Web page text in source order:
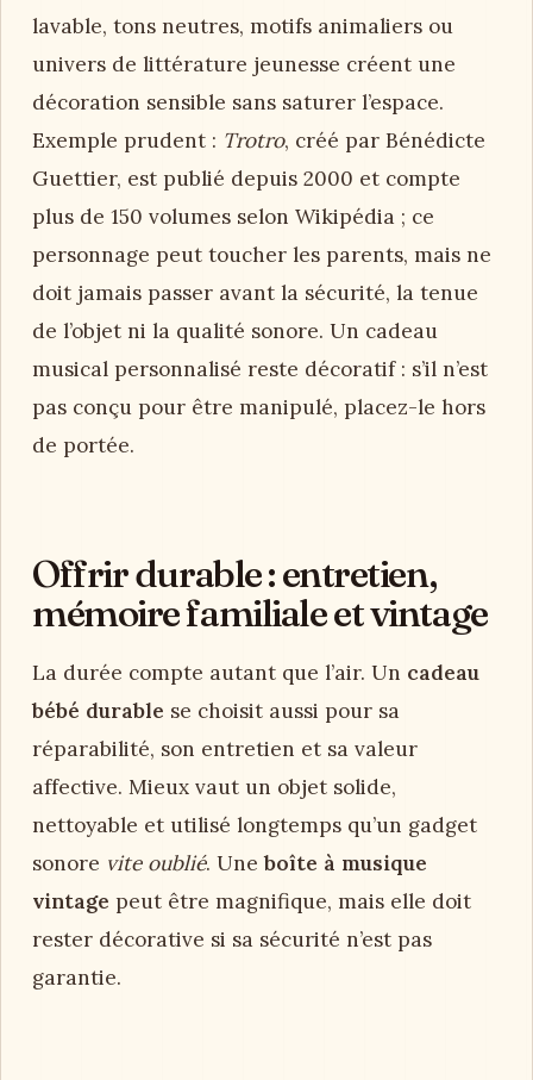
lavable, tons neutres, motifs animaliers ou
univers de littérature jeunesse créent une
décoration sensible sans saturer l’espace.
Exemple prudent : Trotro, créé par Bénédicte
Guettier, est publié depuis 2000 et compte
plus de 150 volumes selon Wikipédia ; ce
personnage peut toucher les parents, mais ne
doit jamais passer avant la sécurité, la tenue
de l’objet ni la qualité sonore. Un cadeau
musical personnalisé reste décoratif : s’il n’est
pas conçu pour être manipulé, placez-le hors
de portée.
Offrir durable : entretien,
mémoire familiale et vintage
La durée compte autant que l’air. Un cadeau
bébé durable se choisit aussi pour sa
réparabilité, son entretien et sa valeur
affective. Mieux vaut un objet solide,
nettoyable et utilisé longtemps qu’un gadget
sonore vite oublié. Uneboîte à musique
vintage peut être magnifique, mais elle doit
rester décorative si sa sécurité n’est pas
garantie.